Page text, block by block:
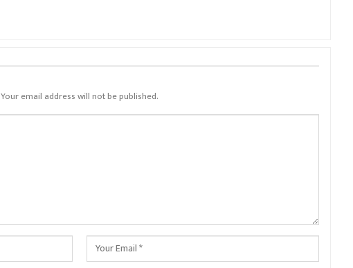
Your email address will not be published.